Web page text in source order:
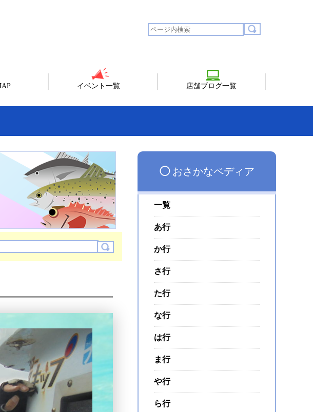
イベント一覧 店舗ブログ一覧
◯おさかなペディア
一覧
あ行
か行
さ行
た行
な行
は行
ま行
や行
ら行